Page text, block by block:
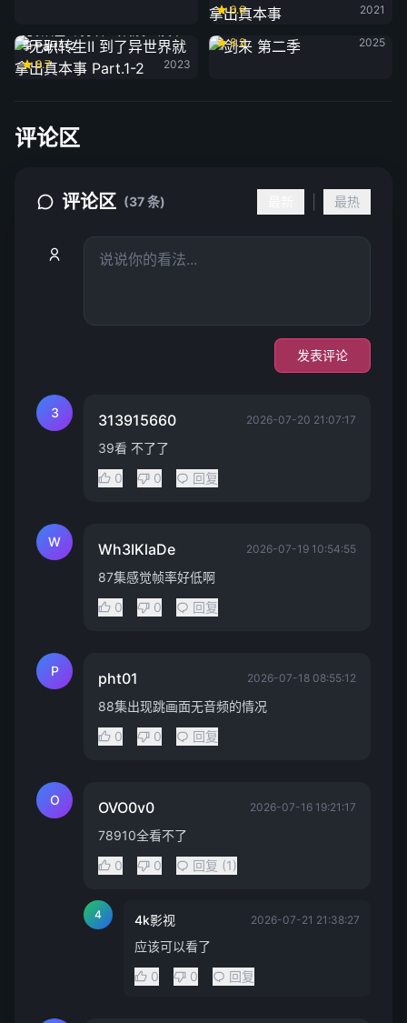
6.6
2021
事 Part.1-2
8.7
2023
剑来 第二季
8.3
2025
评论区
评论区 (37 条) 最热
发表评论
3 313915660 2026-07-20 21:07:17
39看 不了了
0
0 回复
W Wh3IKlaDe 2026-07-19 10:54:55
87集感觉帧率好低啊
0
0 回复
P pht01 2026-07-18 08:55:12
88集出现跳画面无音频的情况
0
0 回复
O OVO0v0 2026-07-16 19:21:17
78910全看不了
0
0 回复 (1)
4 4k影视 2026-07-21 21:38:27
应该可以看了
0
0 回复